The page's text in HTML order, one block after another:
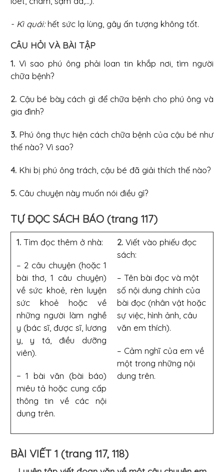
- Kì quái:hết sức lạ lùng, gây ấn tượng không tốt.
CÂU HỎI VÀ BÀI TẬP
1. Vì sao phú ông phải loan tin khắp nơi, tìm người
chữa bệnh?
2. Cậu bé bày cách gì để chữa bệnh cho phú ông và
gia đình?
3. Phú ông thực hiện cách chữa bệnh của cậu bé như
thế nào? Vì sao?
4. Khi bị phú ông trách, cậu bé đã giải thích thế nào?
5. Câu chuyện này muốn nói điều gì?
TỰ ĐỌC SÁCH BÁO (trang 117)
1. Tìm đọc thêm ở nhà:
– 2 câu chuyện (hoặc 1
bài thơ, 1 câu chuyện)
về sức khoẻ, rèn luyện
sức khoẻ hoặc về
những người làm nghề
y (bác sĩ, được sĩ, lương
y, y tá, điều dưỡng
viên).
− 1 bài văn (bài báo)
miêu tả hoặc cung cấp
thông tin về các nội
dung trên.
2.Viết vào phiếu đọc
sách:
– Tên bài đọc và một
số nội dung chính của
bài đọc (nhân vật hoặc
sự việc, hình ảnh, câu
văn em thích).
– Cảm nghĩ của em về
một trong những nội
dung trên.
BÀI VIẾT 1 (trang 117, 118)